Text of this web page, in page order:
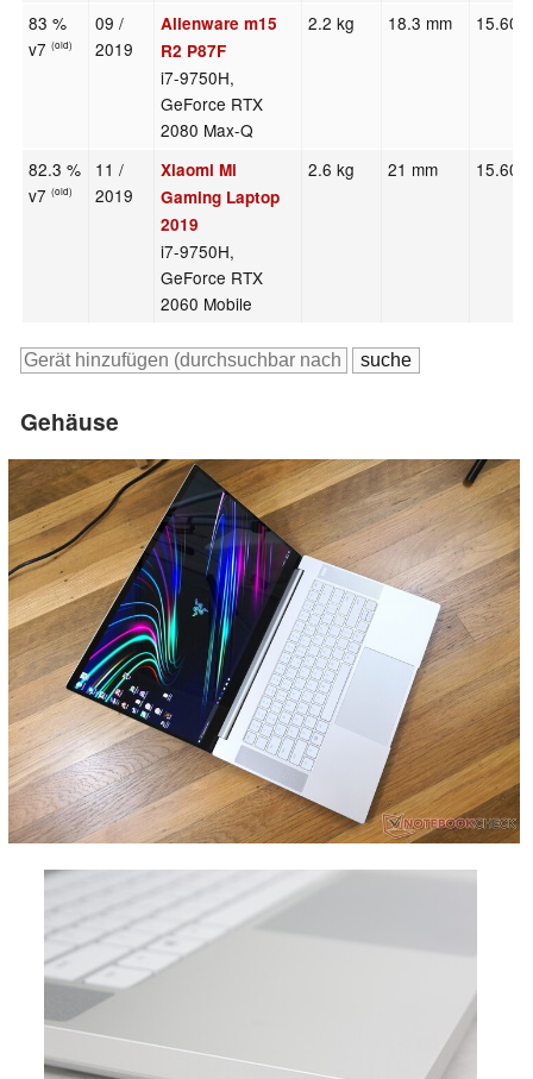
83 %
v7(old)
09 /
2019
Alienware m15
R2 P87F
i7-9750H,
GeForce RTX
2080 Max-Q
2.2 kg 18.3 mm 15.60"
82.3 %
v7(old)
11 /
2019
Xiaomi Mi
Gaming Laptop
2019
i7-9750H,
GeForce RTX
2060 Mobile
2.6 kg 21 mm 15.60"
Gehäuse